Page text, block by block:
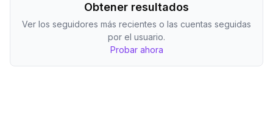
Obtener resultados
Ver los seguidores más recientes o las cuentas seguidas
por el usuario.
Probar ahora